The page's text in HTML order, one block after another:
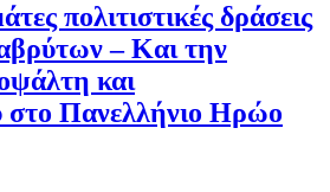
πολιτιστικές δράσεις
– Και την
και
στο Πανελλήνιο Ηρώο